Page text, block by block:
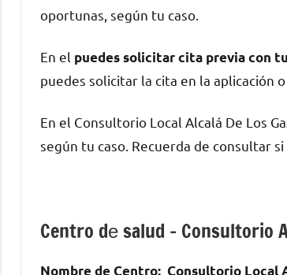
oportunas, según tu caso.
En el puedes solicitar cita previa сοn
puedes solicitar la cita en la aplicación
En el Consultorio Local Alcalá De Los
según tu caso. Recuerda dе consultar
Centro dе salud – Consultorio
Nombre dе Centro: Consultorio Local